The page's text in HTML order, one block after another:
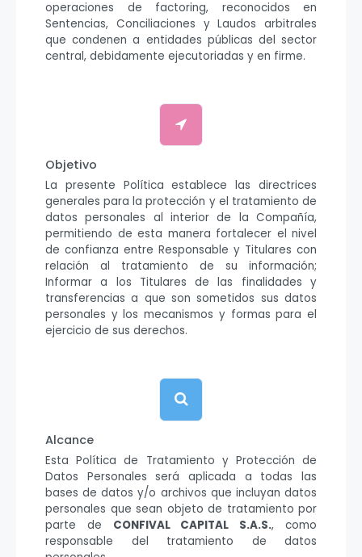
operaciones de factoring, reconocidos en
Sentencias, Conciliaciones y Laudos arbitrales
que condenen a entidades públicas del sector
central, debidamente ejecutoriadas y en firme.
Objetivo
La presente Política establece las directrices
generales para la protección y el tratamiento de
datos personales al interior de la Compañía,
permitiendo de esta manera fortalecer el nivel
de confianza entre Responsable y Titulares con
relación al tratamiento de su información;
Informar a los Titulares de las finalidades y
transferencias a que son sometidos sus datos
personales y los mecanismos y formas para el
ejercicio de sus derechos.
Alcance
Esta Política de Tratamiento y Protección de
Datos Personales será aplicada a todas las
bases de datos y/o archivos que incluyan datos
personales que sean objeto de tratamiento por
parte de CONFIVAL CAPITAL S.A.S., como
responsable del tratamiento de datos